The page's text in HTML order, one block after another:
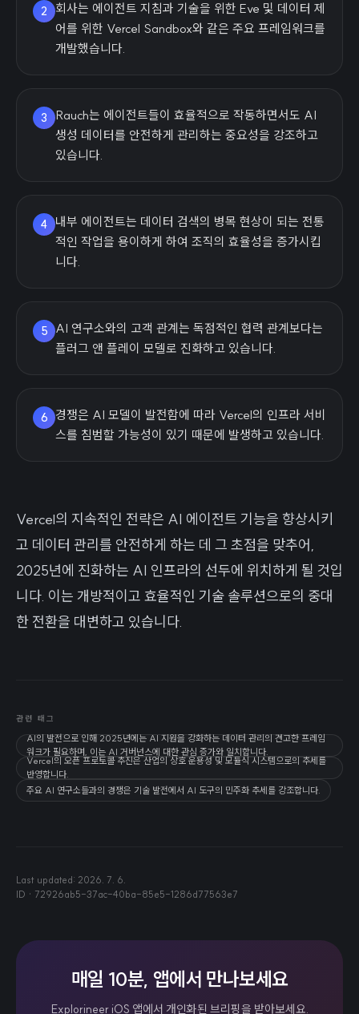
2
회사는 에이전트 지침과 기술을 위한 Eve 및 데이터 제
어를 위한 Vercel Sandbox와 같은 주요 프레임워크를
개발했습니다.
3
Rauch는 에이전트들이 효율적으로 작동하면서도 AI
생성 데이터를 안전하게 관리하는 중요성을 강조하고
있습니다.
4
내부 에이전트는 데이터 검색의 병목 현상이 되는 전통
적인 작업을 용이하게 하여 조직의 효율성을 증가시킵
니다.
5
AI 연구소와의 고객 관계는 독점적인 협력 관계보다는
플러그 앤 플레이 모델로 진화하고 있습니다.
6
경쟁은 AI 모델이 발전함에 따라 Vercel의 인프라 서비
스를 침범할 가능성이 있기 때문에 발생하고 있습니다.
Vercel의 지속적인 전략은 AI 에이전트 기능을 향상시키
고 데이터 관리를 안전하게 하는 데 그 초점을 맞추어,
2025년에 진화하는 AI 인프라의 선두에 위치하게 될 것입
니다. 이는 개방적이고 효율적인 기술 솔루션으로의 중대
한 전환을 대변하고 있습니다.
관련 태그
AI의 발전으로 인해 2025년에는 AI 지원을 강화하는 데이터 관리의 견고한 프레임
워크가 필요하며, 이는 AI 거버넌스에 대한 관심 증가와 일치합니다.
Vercel의 오픈 프로토콜 추진은 산업의 상호 운용성 및 모듈식 시스템으로의 추세를
반영합니다.
주요 AI 연구소들과의 경쟁은 기술 발전에서 AI 도구의 민주화 추세를 강조합니다.
Last updated: 2026. 7. 6.
ID · 72926ab5-37ac-40ba-85e5-1286d77563e7
매일 10분, 앱에서 만나보세요
Explorineer iOS 앱에서 개인화된 브리핑을 받아보세요.